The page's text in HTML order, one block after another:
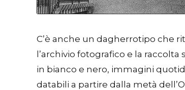
C’è anche un dagherrotipo che
l’archivio fotografico e la
in bianco e nero, immagini
databili a partire dalla metà